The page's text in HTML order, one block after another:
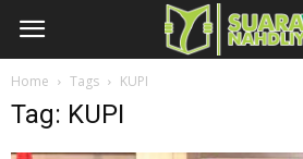
Home Tags KUPI
Tag: KUPI